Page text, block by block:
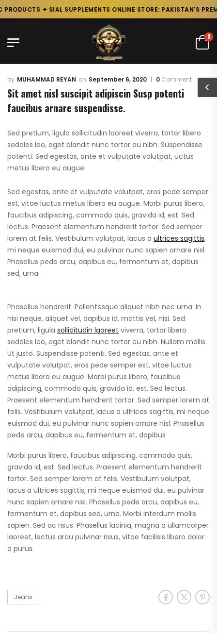
✦ SIAL SUPPLEMENTS ONLINE STORE: PAKISTAN'S
0
MUHAMMAD REYAN September 6, 2020 0 Comment
Sit amet nisl suscipit adipiscin Susp potenti
faucibus arnare suspendisse.
Sed pretium, ligula sollicitudin laoreet viverra, tortor libero
sodales leo, eget blandit nunc tortor eu nibh. Suspendisse
potenti. Sed egestas, ante et vulputate volutpat, uctus
metus libero eu augue.
Sed egestas, ante et vulputate volutpat, eros pede semper
est, vitae luctus metus libero eu augue. Morbi purus libero,
faucibus adipiscing, commodo quis, gravida id, est. Sed
lectus. Praesent elementum hendrerit tortor. Sed semper
lorem at felis. Vestibulum volutpat, lacus a ultrices sagittis,
mi neque euismod dui, eu pulvinar nunc sapien ornare nisl.
Phasellus pede arcu, dapibus eu, fermentum et, dapibus
sed, urna.
Phasellus hendrerit. Pellentesque aliquet nibh nec urna. In
nisi neque, aliquet vel, dapibus id, mattis vel, nisi. Sed
pretium, ligula sollicitudin laoreet viverra, tortor libero
sodales leo, eget blandit nunc tortor eu nibh. Nullam mollis.
Ut justo. Suspendisse potenti. Sed egestas, ante et
vulputate volutpat, eros pede semper est, vitae luctus
metus libero eu augue. Morbi purus libero, faucibus
adipiscing, commodo quis, gravida id, est. Sed lectus.
Praesent elementum hendrerit tortor. Sed semper lorem at
felis. Vestibulum volutpat, lacus a ultrices sagittis, mi neque
euismod dui, eu pulvinar nunc sapien ornare nisl. Phasellus
pede arcu, dapibus eu, fermentum et, dapibus
Morbi purus libero, faucibus adipiscing, commodo quis,
gravida id, est. Sed lectus. Praesent elementum hendrerit
tortor. Sed semper lorem at felis. Vestibulum volutpat,
lacus a ultrices sagittis, mi neque euismod dui, eu pulvinar
nunc sapien ornare nisl. Phasellus pede arcu, dapibus eu,
fermentum et, dapibus sed, urna. Morbi interdum mollis
sapien. Sed ac risus. Phasellus lacinia, magna a ullamcorper
laoreet, lectus arcu pulvinar risus, vitae facilisis libero dolor
a purus.
Jeans